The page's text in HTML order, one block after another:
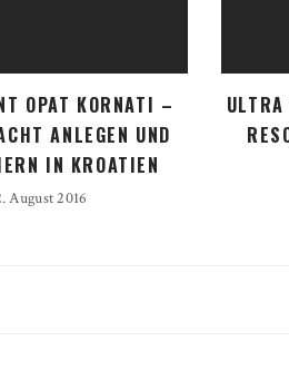
OPAT KORNATI –
ANLEGEN UND
IN KROATIEN
August 2016